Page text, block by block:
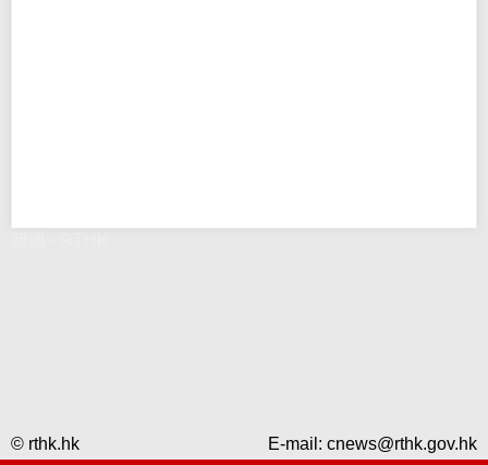
© rthk.hk E-mail: cnews@rthk.gov.hk